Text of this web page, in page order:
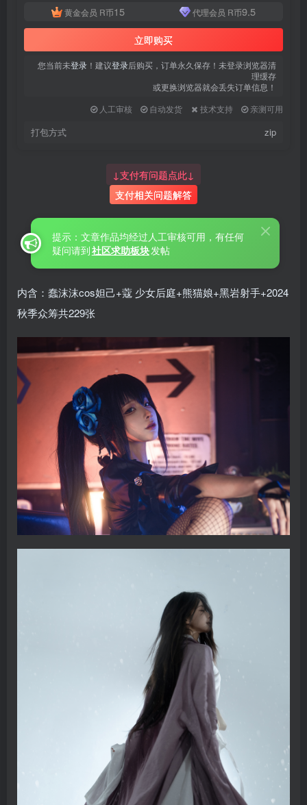
黄金会员 R币15 代理会员 R币9.5
立即购买
您当前未登录 ！建议登录后购买，订单永久保存！未登录浏览器清
理缓存
或更换浏览器就会丢失订单信息！
人工审核
自动发货 技术支持 亲测可用
打包方式 zip
↓支付有问题点此↓
支付相关问题解答
提示：文章作品均经过人工审核可用，有任何
疑问请到社区求助板块发帖
内含：蠢沫沫cos妲己+蔻 少女后庭+熊猫娘+黑岩射手+2024
秋季众筹共229张